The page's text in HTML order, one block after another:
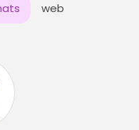
web